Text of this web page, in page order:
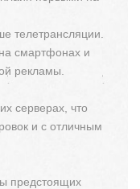
телетрансляции.
смартфонах и
рекламы.
серверах, что
и с отличным
предстоящих